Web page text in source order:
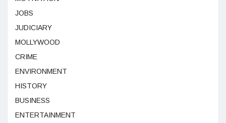
JOBS
JUDICIARY
MOLLYWOOD
CRIME
ENVIRONMENT
HISTORY
BUSINESS
ENTERTAINMENT